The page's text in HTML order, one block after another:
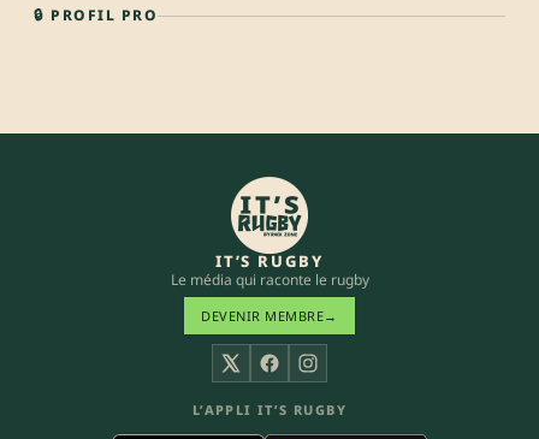
🔒 PROFIL PRO
IT’S RUGBY
Le média qui raconte le rugby
DEVENIR MEMBRE→
X FacebookInstagram
L’APPLI IT’S RUGBY